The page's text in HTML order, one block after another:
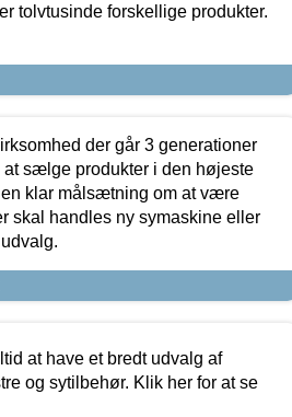
tolvtusinde forskellige produkter.
der går 3 generationer
sælge produkter i den højeste
klar målsætning om at være
skal handles ny symaskine eller
at have et bredt udvalg af
og sytilbehør. Klik her for at se